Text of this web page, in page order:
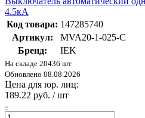
4.5кА
Код товара: 147285740
Артикул:
MVA20-1-025-C
Бренд:
IEK
На складе 20436 шт
Обновлено 08.08.2026
Цена для юр. лиц:
189.22 руб. / шт
-